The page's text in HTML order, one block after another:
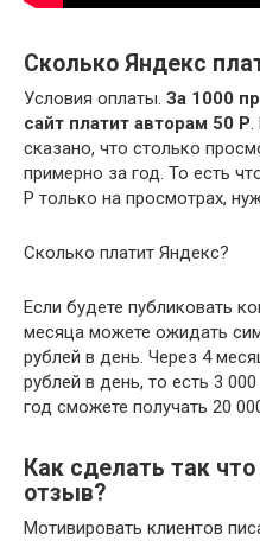
Сколько Яндекс
Условия оплаты. За 1000
сайт платит авторам 50 Р.
сказано, что столько
примерно за год. То есть
Р только на просмотрах,
Сколько платит Яндекс?
Если будете публиковать
месяца можете ожидать
рублей в день. Через 4
рублей в день, то есть 3
год сможете получать 20
Как сделать так
отзыв?
Мотивировать клиентов